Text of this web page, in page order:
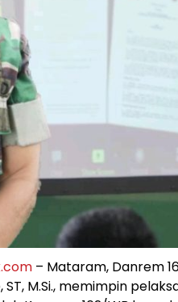
– Mataram, Danrem
ST, M.Si., memimpin